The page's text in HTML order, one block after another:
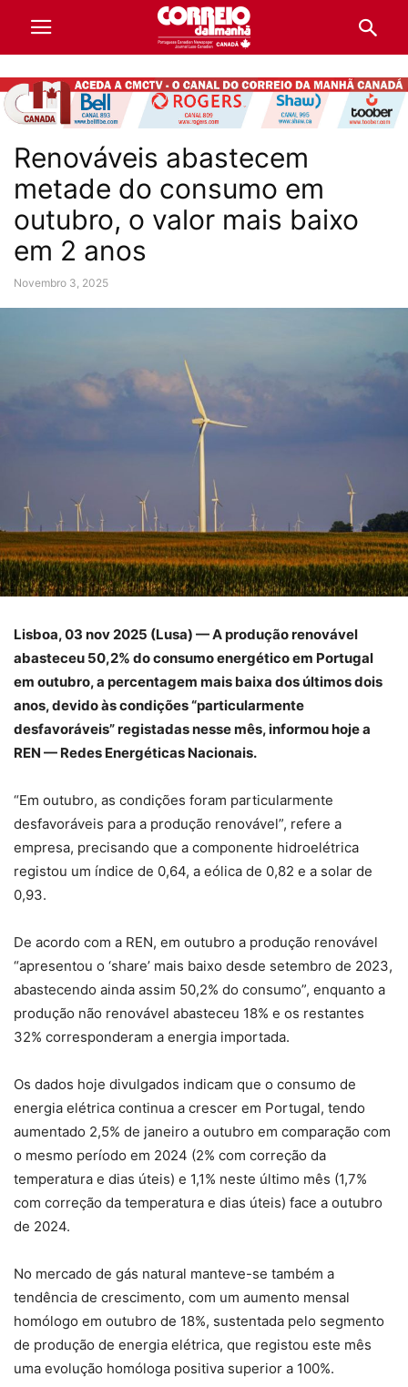
Renováveis abastecem
metade do consumo em
outubro, o valor mais baixo
em 2 anos
Novembro 3, 2025
Lisboa, 03 nov 2025 (Lusa) — A produção renovável
abasteceu 50,2% do consumo energético em Portugal
em outubro, a percentagem mais baixa dos últimos dois
anos, devido às condições “particularmente
desfavoráveis” registadas nesse mês, informou hoje a
REN — Redes Energéticas Nacionais.
“Em outubro, as condições foram particularmente
desfavoráveis para a produção renovável”, refere a
empresa, precisando que a componente hidroelétrica
registou um índice de 0,64, a eólica de 0,82 e a solar de
0,93.
De acordo com a REN, em outubro a produção renovável
“apresentou o ‘share’ mais baixo desde setembro de 2023,
abastecendo ainda assim 50,2% do consumo”, enquanto a
produção não renovável abasteceu 18% e os restantes
32% corresponderam a energia importada.
Os dados hoje divulgados indicam que o consumo de
energia elétrica continua a crescer em Portugal, tendo
aumentado 2,5% de janeiro a outubro em comparação com
o mesmo período em 2024 (2% com correção da
temperatura e dias úteis) e 1,1% neste último mês (1,7%
com correção da temperatura e dias úteis) face a outubro
de 2024.
No mercado de gás natural manteve-se também a
tendência de crescimento, com um aumento mensal
homólogo em outubro de 18%, sustentada pelo segmento
de produção de energia elétrica, que registou este mês
uma evolução homóloga positiva superior a 100%.